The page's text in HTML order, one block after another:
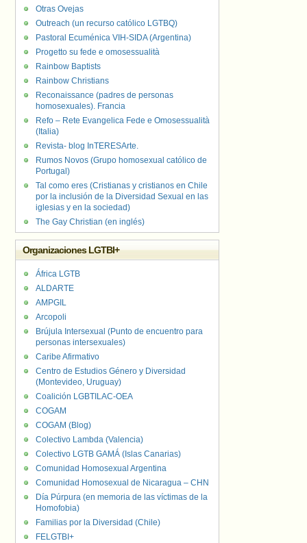
Otras Ovejas
Outreach (un recurso católico LGTBQ)
Pastoral Ecuménica VIH-SIDA (Argentina)
Progetto su fede e omosessualità
Rainbow Baptists
Rainbow Christians
Reconaissance (padres de personas
homosexuales). Francia
Refo – Rete Evangelica Fede e Omosessualità
(Italia)
Revista- blog InTERESArte.
Rumos Novos (Grupo homosexual católico de
Portugal)
Tal como eres (Cristianas y cristianos en Chile
por la inclusión de la Diversidad Sexual en las
iglesias y en la sociedad)
The Gay Christian (en inglés)
Organizaciones LGTBI+
África LGTB
ALDARTE
AMPGIL
Arcopoli
Brújula Intersexual (Punto de encuentro para
personas intersexuales)
Caribe Afirmativo
Centro de Estudios Género y Diversidad
(Montevideo, Uruguay)
Coalición LGBTILAC-OEA
COGAM
COGAM (Blog)
Colectivo Lambda (Valencia)
Colectivo LGTB GAMÁ (Islas Canarias)
Comunidad Homosexual Argentina
Comunidad Homosexual de Nicaragua – CHN
Día Púrpura (en memoria de las víctimas de la
Homofobia)
Familias por la Diversidad (Chile)
FELGTBI+